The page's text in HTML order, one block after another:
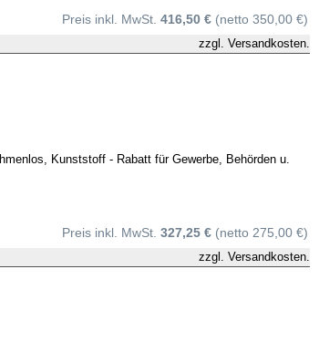
Preis inkl. MwSt. 416,50 € (netto 350,00 €)
zzgl. Versandkosten.
Kunststoff - Rabatt für Gewerbe, Behörden u.
Preis inkl. MwSt. 327,25 € (netto 275,00 €)
zzgl. Versandkosten.